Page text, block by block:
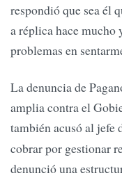
respondió que sea él
a réplica hace
problemas en
La denuncia de
amplia contra el
también acusó al jefe
cobrar por gestionar
denunció una